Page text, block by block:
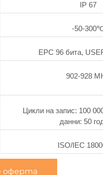
IP 67
-50-
EPC 96 бита,
902-928
Цикли на запис: 100
данни: 50
ISO/IEC
оферта